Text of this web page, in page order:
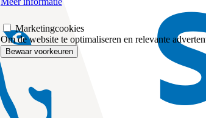
Marketingcookies
Om de website te optimaliseren en relevante
Bewaar voorkeuren